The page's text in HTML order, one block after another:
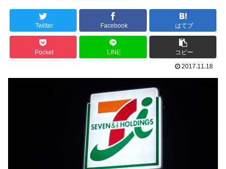
Twitter Facebook はてブ
Pocket LINE
コピー
2017.11.18